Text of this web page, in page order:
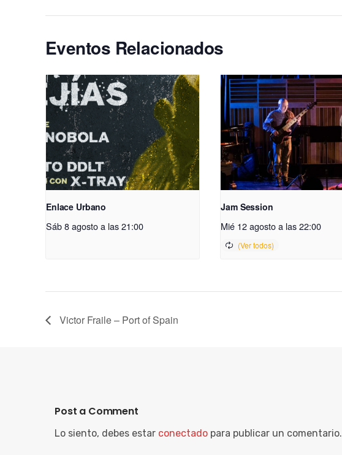
Eventos Relacionados
Enlace Urbano
Sáb 8 agosto a las 21:00
Jam Session
Mié 12 agosto a las 22:00
Victor Fraile – Port of Spain
Post a Comment
Lo siento, debes estar conectado para publicar un comentario.